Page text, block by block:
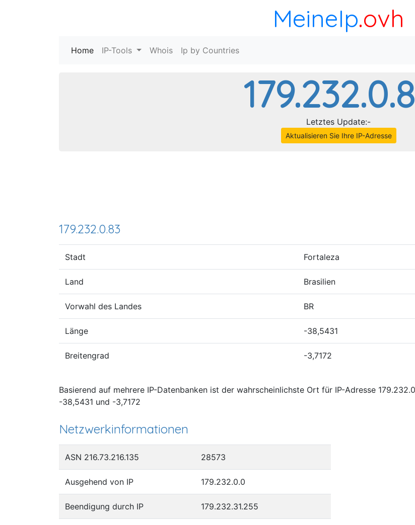
MeineIp.ovh
Home (current)
IP-Tools Whois Ip by Countries
Letztes Update:-
Aktualisieren Sie Ihre IP-Adresse
179.232.0.83
Stadt Fortaleza
Land Brasilien
Vorwahl des Landes BR
Länge -38,5431
Breitengrad -3,7172
Basierend auf mehrere IP-Datenbanken ist der wahrscheinlichste Ort für IP-Adresse
-38,5431 und -3,7172
Netzwerkinformationen
ASN 216.73.216.135 28573
Ausgehend von IP 179.232.0.0
Beendigung durch IP 179.232.31.255